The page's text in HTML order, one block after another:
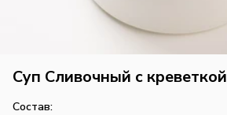
Суп Сливочный с креветкой
Состав: